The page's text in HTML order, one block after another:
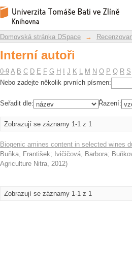
Interní autoři
Repozitář DSpace/Manakin
Domovská stránka DSpace →
Interní autoři
0-9 A B C D E F G H J K L M N O P Q R S
Nebo zadejte několik prvních písmen:
Seřadit dle: Řazení:
Zobrazují se záznamy 1-1 z 1
Biogenic amines content in selected wines
Buňka, František; Ivičičová, Barbora;
Agriculture Nitra, 2012)
Zobrazují se záznamy 1-1 z 1